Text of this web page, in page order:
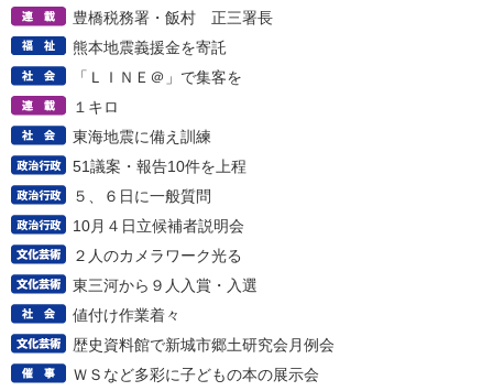
豊橋税務署・飯村 正三署長
熊本地震義援金を寄託
「ＬＩＮＥ＠」で集客を
１キロ
東海地震に備え訓練
51議案・報告10件を上程
５、６日に一般質問
10月４日立候補者説明会
２人のカメラワーク光る
東三河から９人入賞・入選
値付け作業着々
歴史資料館で新城市郷土研究会月例会
ＷＳなど多彩に子どもの本の展示会